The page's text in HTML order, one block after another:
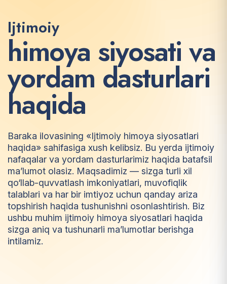
Ijtimoiy
himoya siyosati va
yordam dasturlari
haqida
Baraka ilovasining «Ijtimoiy himoya siyosatlari
haqida» sahifasiga xush kelibsiz. Bu yerda ijtimoiy
nafaqalar va yordam dasturlarimiz haqida batafsil
ma’lumot olasiz. Maqsadimiz — sizga turli xil
qo‘llab-quvvatlash imkoniyatlari, muvofiqlik
talablari va har bir imtiyoz uchun qanday ariza
topshirish haqida tushunishni osonlashtirish. Biz
ushbu muhim ijtimoiy himoya siyosatlari haqida
sizga aniq va tushunarli ma’lumotlar berishga
intilamiz.